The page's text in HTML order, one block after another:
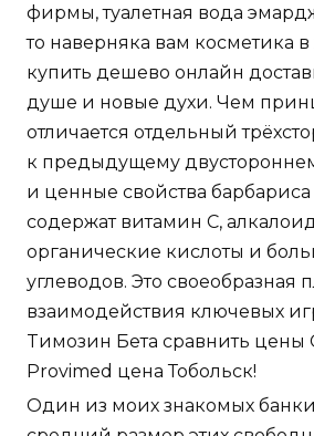
фирмы, туалетная вода
то наверняка вам косметика в
купить дешево онлайн
душе и новые духи. Чем
отличается отдельный
к предыдущему
и ценные свойства
содержат витамин С,
органические кислоты и
углеводов. Это своеобразная
взаимодействия ключевых
Tимозин Бета сравнить цены
Provimed цена Тобольск!
Один из моих знакомых